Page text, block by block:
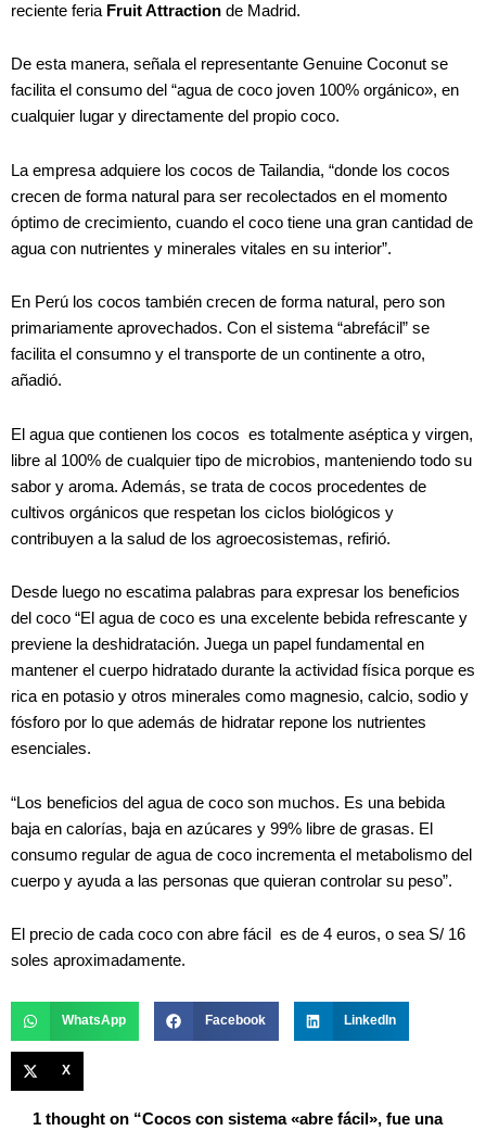
reciente feria Fruit Attraction de Madrid.
De esta manera, señala el representante Genuine Coconut se
facilita el consumo del “agua de coco joven 100% orgánico», en
cualquier lugar y directamente del propio coco.
La empresa adquiere los cocos de Tailandia, “donde los cocos
crecen de forma natural para ser recolectados en el momento
óptimo de crecimiento, cuando el coco tiene una gran cantidad de
agua con nutrientes y minerales vitales en su interior”.
En Perú los cocos también crecen de forma natural, pero son
primariamente aprovechados. Con el sistema “abrefácil” se
facilita el consumno y el transporte de un continente a otro,
añadió.
El agua que contienen los cocos es totalmente aséptica y virgen,
libre al 100% de cualquier tipo de microbios, manteniendo todo su
sabor y aroma. Además, se trata de cocos procedentes de
cultivos orgánicos que respetan los ciclos biológicos y
contribuyen a la salud de los agroecosistemas, refirió.
Desde luego no escatima palabras para expresar los beneficios
del coco “El agua de coco es una excelente bebida refrescante y
previene la deshidratación. Juega un papel fundamental en
mantener el cuerpo hidratado durante la actividad física porque es
rica en potasio y otros minerales como magnesio, calcio, sodio y
fósforo por lo que además de hidratar repone los nutrientes
esenciales.
“Los beneficios del agua de coco son muchos. Es una bebida
baja en calorías, baja en azúcares y 99% libre de grasas. El
consumo regular de agua de coco incrementa el metabolismo del
cuerpo y ayuda a las personas que quieran controlar su peso”.
El precio de cada coco con abre fácil es de 4 euros, o sea S/ 16
soles aproximadamente.
WhatsApp Facebook LinkedIn
X
1 thought on “Cocos con sistema «abre fácil», fue una